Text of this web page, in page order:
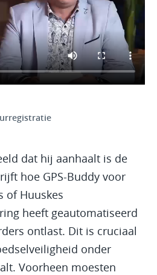
dat hij aanhaalt is de
hoe GPS-Buddy voor
of Huuskes
heeft geautomatiseerd
ontlast. Dit is cruciaal
onder
Voorheen moesten